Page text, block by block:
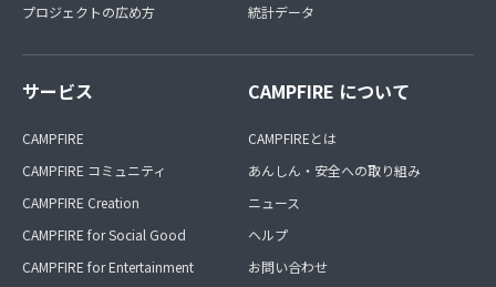
プロジェクトの広め方
統計データ
サービス
CAMPFIRE
CAMPFIRE コミュニティ
CAMPFIRE Creation
CAMPFIRE for Social Good
CAMPFIRE for Entertainment
CAMPFIRE について
CAMPFIREとは
あんしん・安全への取り組み
ニュース
ヘルプ
お問い合わせ